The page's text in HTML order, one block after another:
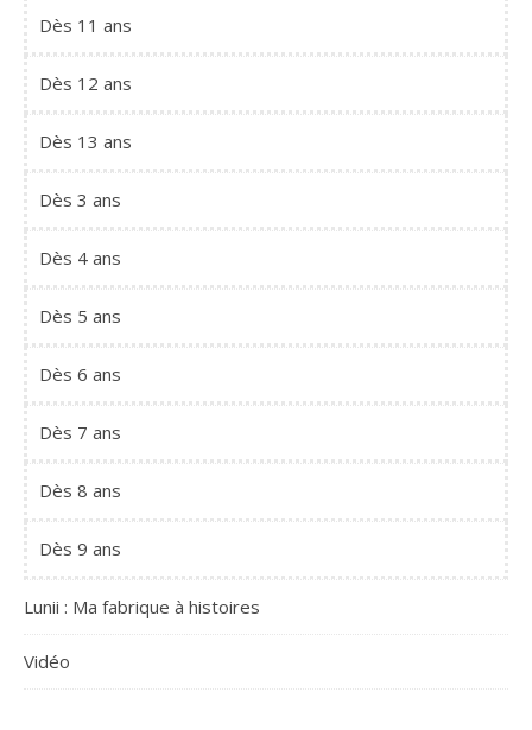
Dès 11 ans
Dès 12 ans
Dès 13 ans
Dès 3 ans
Dès 4 ans
Dès 5 ans
Dès 6 ans
Dès 7 ans
Dès 8 ans
Dès 9 ans
Lunii : Ma fabrique à histoires
Vidéo